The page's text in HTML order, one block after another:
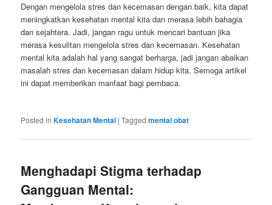
Dengan mengelola stres dan kecemasan dengan baik, kita dapat
meningkatkan kesehatan mental kita dan merasa lebih bahagia
dan sejahtera. Jadi, jangan ragu untuk mencari bantuan jika
merasa kesulitan mengelola stres dan kecemasan. Kesehatan
mental kita adalah hal yang sangat berharga, jadi jangan abaikan
masalah stres dan kecemasan dalam hidup kita. Semoga artikel
ini dapat memberikan manfaat bagi pembaca.
Posted in Kesehatan Mental |Tagged mental obat
Menghadapi Stigma terhadap
Gangguan Mental: